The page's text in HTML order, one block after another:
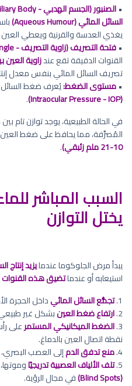
•الصنبور (الجسم الهدبي - Ciliary Body):
السائل المائي (Aqueous Humour)
يغذي العدسة والقرنية ويعطي
•فتحة التصريف (زاوية التصريف - Drainage Angle):
القنوات الدقيقة تقع عندزاوية العين
تصريف السائل المائي بنفس معدل
•مستوى الضغط:يُعرف ضغط السائل
(Intraocular Pressure - IOP)
.
في الحالة الطبيعية، يوجد توازن تام
المُصرَّفة، مما يحافظ على ضغط
10-21 ملم زئبقي)
.
السبب المباشر
يختل التوازن
يبدأ مرض الجلوكوما عندمايزيد
استيعابه أو عندماتضيق هذه القنوات
1. تجمُّع السائل المائيداخل الحجرة
2. ارتفاع ضغط العينبشكل غير
3. الضغط الميكانيكي المستمرعلى
نقطة اتصال العين بالدماغ.
4. منع تدفق الدمإلى العصب
5. تلف الألياف العصبية تدريجيًا
(Blind Spots)
في مجال الرؤية.